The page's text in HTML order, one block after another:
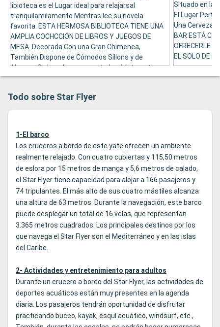
libioteca es el Lugar ideal para relajarsal
tranquilamilamento Mentras lee su novela
favorita. ESTA HERMOSA BIBLIOTECA TIENE UNA
AMPLIA COCHCCIÓN DE LIBROS Y JUEGOS DE
MESA. Decorada Con una Gran Chimenea,
También Dispone de Cómodos Sillons y de
Algunos Ordenadores conectados à Internet para
que Pueda Consultar Sucreo Electónico o Navegar
Situado en la
El Lugar
Una Cerveza
BAR ESTÁ
OFRECERLE
EL SOLO DE
Todo sobre Star Flyer
1-El barco
Los cruceros a bordo de este yate ofrecen un ambiente
realmente relajado. Con cuatro cubiertas y 115,50 metros
de eslora por 15 metros de manga y 5,6 metros de calado,
el Star Flyer tiene capacidad para alojar a 166 pasajeros y
74 tripulantes. El más alto de sus cuatro mástiles alcanza
una altura de 63 metros. Durante la navegación, este barco
puede desplegar un total de 16 velas, que representan
3.365 metros cuadrados. Los principales destinos por los
que navega el Star Flyer son el Mediterráneo y en las islas
del Caribe.
2- Actividades y entretenimiento para adultos
Durante un crucero a bordo del Star Flyer, las actividades de
deportes acuáticos están muy presentes en la agenda
diaria. Los pasajeros tendrán oportunidad de disfrutar
practicando buceo, kayak, esquí acuático, windsurf, etc.,